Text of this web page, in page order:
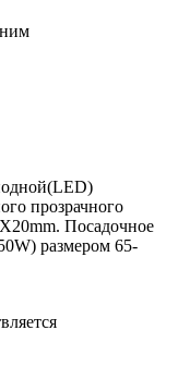
прозрачного
Посадочное
размером 65-